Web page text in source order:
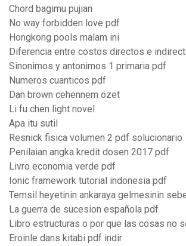
Chord bagimu pujian
No way forbidden love pdf
Hongkong pools malam ini
Diferencia entre costos directos e
Sinonimos y antonimos 1 primaria pdf
Numeros cuanticos pdf
Dan brown cehennem özet
Li fu chen light novel
Apa itu sutil
Resnick fisica volumen 2 pdf solucionario
Penilaian angka kredit dosen 2017 pdf
Livro economia verde pdf
Ionic framework tutorial indonesia pdf
Temsil heyetinin ankaraya gelmesinin
La guerra de sucesion española pdf
Libro estructuras o por que las cosas no
Eroinle dans kitabi pdf indir